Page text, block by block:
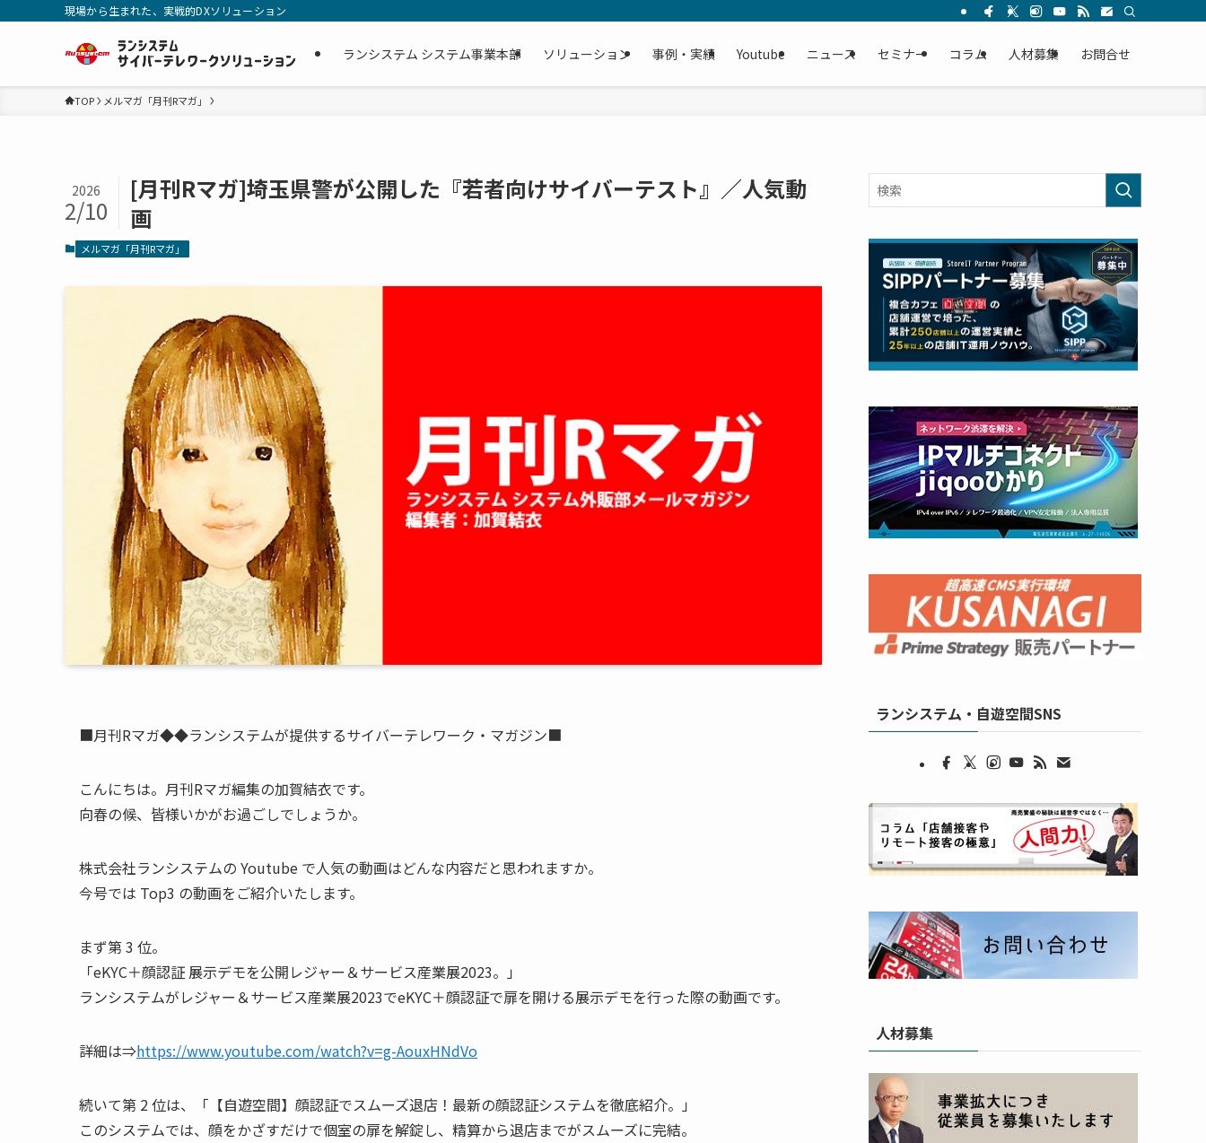
現場から生まれた、実戦的DXソリューション
ランシステム システム事業本部 ソリューション 事例・実績 Youtube ニュース セミナー コラム 人材募集 お問合せ
TOP メルマガ「月刊Rマガ」
[月刊Rマガ]埼玉県警が公開した『若者向けサイバーテスト』／人気動
画
2026
2/10
メルマガ「月刊Rマガ」
■月刊Rマガ◆◆ランシステムが提供するサイバーテレワーク・マガジン■
こんにちは。月刊Rマガ編集の加賀結衣です。
向春の候、皆様いかがお過ごしでしょうか。
株式会社ランシステムの Youtube で人気の動画はどんな内容だと思われますか。
今号では Top3 の動画をご紹介いたします。
まず第 3 位。
「eKYC＋顔認証 展示デモを公開レジャー＆サービス産業展2023。」
ランシステムがレジャー＆サービス産業展2023でeKYC＋顔認証で扉を開ける展示デモを行った際の動画です。
詳細は⇒https://www.youtube.com/watch?v=g-AouxHNdVo
続いて第 2 位は、「【自遊空間】顔認証でスムーズ退店！最新の顔認証システムを徹底紹介。」
このシステムでは、顔をかざすだけで個室の扉を解錠し、精算から退店までがスムーズに完結。
ランシステム・自遊空間SNS
人材募集